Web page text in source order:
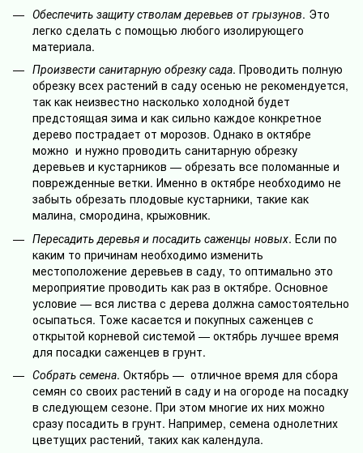
Обеспечить защиту стволам деревьев от грызунов. Это
легко сделать с помощью любого изолирующего
материала.
Произвести санитарную обрезку сада. Проводить полную
обрезку всех растений в саду осенью не рекомендуется,
так как неизвестно насколько холодной будет
предстоящая зима и как сильно каждое конкретное
дерево пострадает от морозов. Однако в октябре
можно и нужно проводить санитарную обрезку
деревьев и кустарников — обрезать все поломанные и
поврежденные ветки. Именно в октябре необходимо не
забыть обрезать плодовые кустарники, такие как
малина, смородина, крыжовник.
Пересадить деревья и посадить саженцы новых. Если по
каким то причинам необходимо изменить
местоположение деревьев в саду, то оптимально это
мероприятие проводить как раз в октябре. Основное
условие — вся листва с дерева должна самостоятельно
осыпаться. Тоже касается и покупных саженцев с
открытой корневой системой — октябрь лучшее время
для посадки саженцев в грунт.
Собрать семена. Октябрь — отличное время для сбора
семян со своих растений в саду и на огороде на посадку
в следующем сезоне. При этом многие их них можно
сразу посадить в грунт. Например, семена однолетних
цветущих растений, таких как календула.